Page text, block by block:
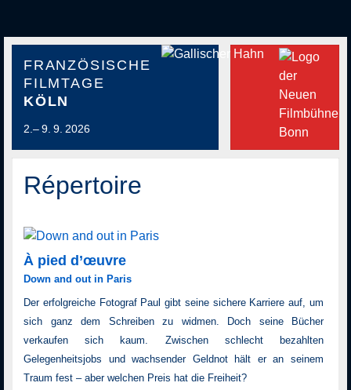
FRANZÖSISCHE
FILMTAGE
KÖLN
2.– 9. 9. 2026
Répertoire
À pied d’œuvre
Down and out in Paris
Der erfolgreiche Fotograf Paul gibt seine sichere Karriere auf, um
sich ganz dem Schreiben zu widmen. Doch seine Bücher
verkaufen sich kaum. Zwischen schlecht bezahlten
Gelegenheitsjobs und wachsender Geldnot hält er an seinem
Traum fest – aber welchen Preis hat die Freiheit?